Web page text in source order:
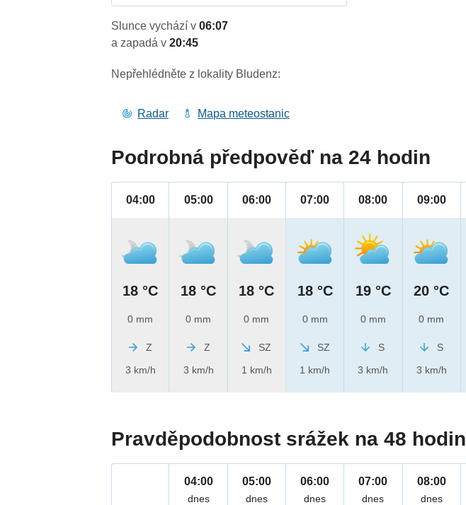
Slunce vychází v06:07
a zapadá v20:45
Nepřehlédněte z lokality Bludenz:
Radar Mapa meteostanic
Podrobná předpověď na 24 hodin
04:00
18 °C
0 mm
Z
3 km/h
05:00
18 °C
0 mm
Z
3 km/h
06:00
18 °C
0 mm
SZ
1 km/h
07:00
18 °C
0 mm
SZ
1 km/h
08:00
19 °C
0 mm
S
3 km/h
09:00
20 °C
0 mm
S
3 km/h
Pravděpodobnost srážek na 48 hodin
04:00
dnes
05:00
dnes
06:00
dnes
07:00
dnes
08:00
dnes